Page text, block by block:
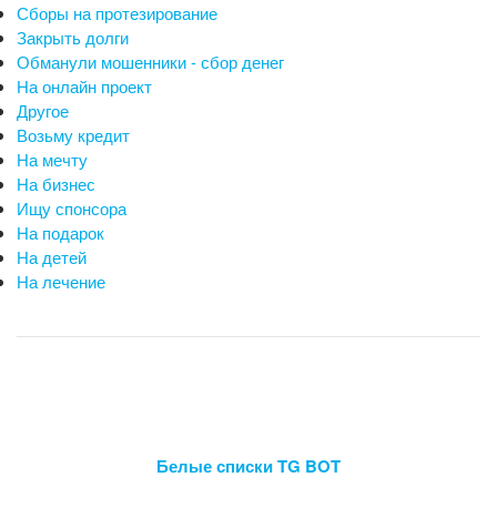
Сборы на протезирование
Закрыть долги
Обманули мошенники - сбор денег
На онлайн проект
Другое
Возьму кредит
На мечту
На бизнес
Ищу спонсора
На подарок
На детей
На лечение
Белые списки TG BOT